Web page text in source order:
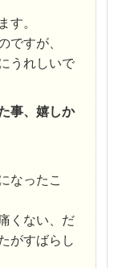
す。
ですが、
うれしいで
事、嬉しか
なったこ
くない、だ
がすばらし